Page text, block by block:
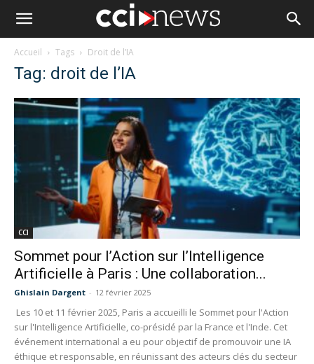
Accueil Tags Droit de l’IA
Tag: droit de l’IA
CCI
Sommet pour l’Action sur l’Intelligence
Artificielle à Paris : Une collaboration...
Ghislain Dargent - 12 février 2025
Les 10 et 11 février 2025, Paris a accueilli le Sommet pour l'Action
sur l'Intelligence Artificielle, co-présidé par la France et l'Inde. Cet
événement international a eu pour objectif de promouvoir une IA
éthique et responsable, en réunissant des acteurs clés du secteur